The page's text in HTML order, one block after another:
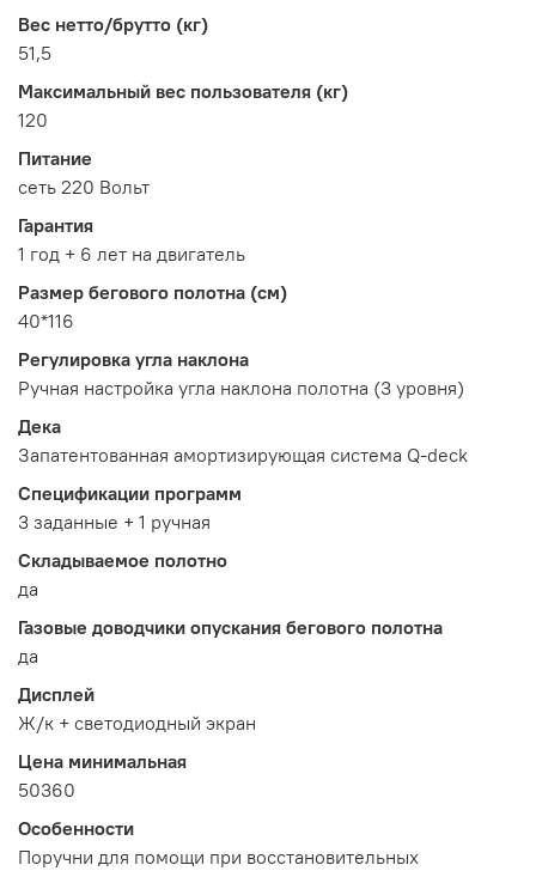
Вес нетто/брутто (кг)
51,5
Максимальный вес пользователя (кг)
120
Питание
сеть 220 Вольт
Гарантия
1 год + 6 лет на двигатель
Размер бегового полотна (см)
40*116
Регулировка угла наклона
Ручная настройка угла наклона полотна (3 уровня)
Дека
Запатентованная амортизирующая система Q-deck
Спецификации программ
3 заданные + 1 ручная
Складываемое полотно
да
Газовые доводчики опускания бегового полотна
да
Дисплей
Ж/к + светодиодный экран
Цена минимальная
50360
Особенности
Поручни для помощи при восстановительных